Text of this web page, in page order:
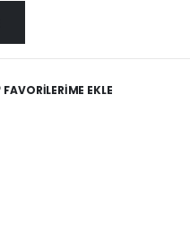
FAVORILERIME EKLE